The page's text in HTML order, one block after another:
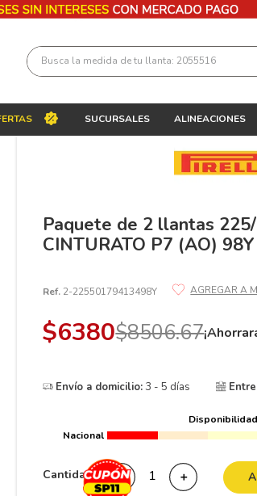
Busca la medida de tu llanta: 2055516
SUCURSALES ALINEACIONES
Paquete de 2 llantas
CINTURATO P7 (AO) 98Y
Ref. 2-22550179413498Y
$6380$8506.67
Envío a domicilio:3 - 5 días
Disponibilidad
Nacional
Cantidad ＋
－
más buscados
195 65 15